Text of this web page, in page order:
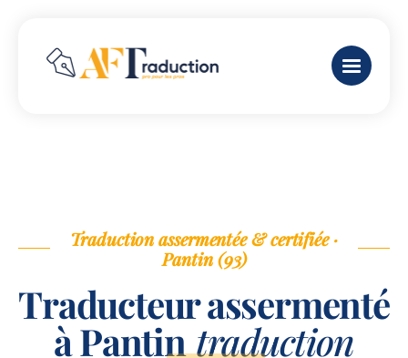
Traduction assermentée & certifiée ·
Pantin (93)
Traducteur assermenté
à Pantintraduction